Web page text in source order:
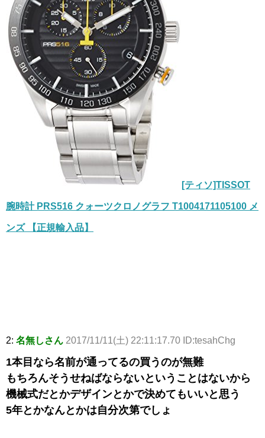
[ティソ]TISSOT
腕時計 PRS516 クォーツクロノグラフ T1004171105100 メ
ンズ 【正規輸入品】
2: 名無しさん 2017/11/11(土) 22:11:17.70 ID:tesahChg
1本目なら名前が通ってるの買うのが無難
もちろんそうせねばならないということはないから
機械式だとかデザインとかで決めてもいいと思う
5年とかなんとかは自分次第でしょ